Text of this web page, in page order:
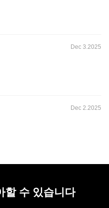
Dec 3.2025
Dec 2.2025
할 수 있습니다